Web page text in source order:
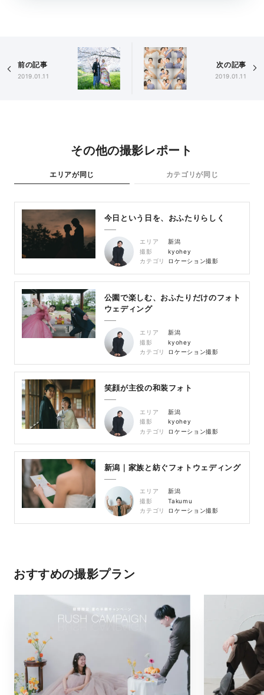
前の記事
2019.01.11
次の記事
2019.01.11
その他の撮影レポート
エリアが同じ カテゴリが同じ
今日という日を、おふたりらしく
エリア
新潟
撮影
kyohey
カテゴリ
ロケーション撮影
公園で楽しむ、おふたりだけのフォト
ウェディング
エリア
新潟
撮影
kyohey
カテゴリ
ロケーション撮影
笑顔が主役の和装フォト
エリア
新潟
撮影
kyohey
カテゴリ
ロケーション撮影
新潟｜家族と紡ぐフォトウェディング
エリア
新潟
撮影
Takumu
カテゴリ
ロケーション撮影
おすすめの撮影プラン